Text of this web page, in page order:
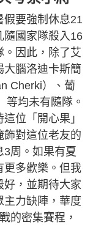
假要強制休息21
隨國家隊殺入16
。因此，除了艾
大腦洛迪卡斯簡
Cherki）、葡
等均未有隨隊。
位「開心果」
飾對這位老友的
周。如果有夏
更多歡樂。但我
好，並期待大家
主力缺陣，華度
的密集賽程，